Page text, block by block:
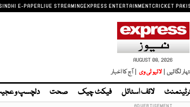
E-PAPERLIVE STREAMINGEXPRESS ENTERTAINMENTCRICKET
AUGUST 08, 2026
لگائیں | لائیو ٹی وی | آج کا اخبار
لائف اسٹائل فیکٹ چیک صحت دلچسپ و